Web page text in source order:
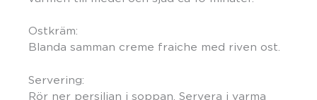
Ostkräm:
Blanda samman creme fraiche med riven ost.
Servering:
Rör ner persiljan i soppan. Servera i varma